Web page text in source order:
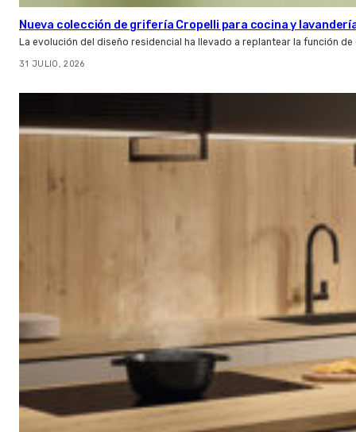
Nueva colección de grifería Cropelli para cocina y
La evolución del diseño residencial ha llevado a replantear la función
31 JULIO, 2026